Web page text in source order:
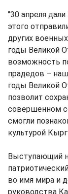
"30 апреля
этого
других
годы Великой
возможность
прадедов –
годы Великой
позволит
совершенном
смогли
культурой
Выступающий
во имя мира и
руководства